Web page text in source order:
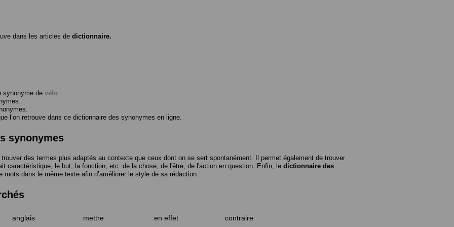
dans les articles de dictionnaire.
synonyme de vélo
l’on retrouve dans ce dictionnaire des synonymes en ligne.
synonymes
des termes plus adaptés au contexte que ceux dont on se sert spontanément. Il permet également de trouver
caractéristique, le but, la fonction, etc. de la chose, de l'être, de l'action en question. Enfin, le dictionnaire des
mots dans le même texte afin d’améliorer le style de sa rédaction.
anglais mettre en effet contraire